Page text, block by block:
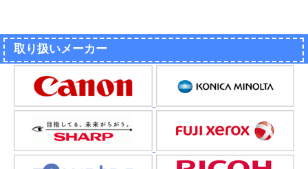
取り扱いメーカー